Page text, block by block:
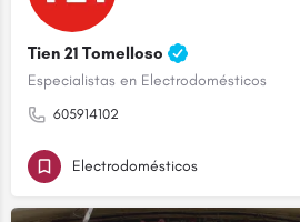
Tien 21 Tomelloso
Especialistas en Electrodomésticos
605914102
Electrodomésticos